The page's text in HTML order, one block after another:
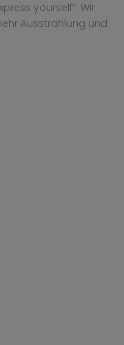
yourself“. Wir
Ausstrahlung und